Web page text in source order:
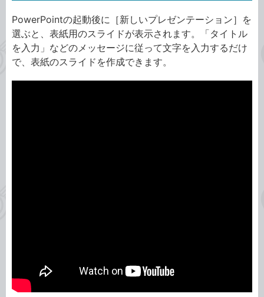
PowerPointの起動後に［新しいプレゼンテーション］を
選ぶと、表紙用のスライドが表示されます。「タイトル
を入力」などのメッセージに従って文字を入力するだけ
で、表紙のスライドを作成できます。